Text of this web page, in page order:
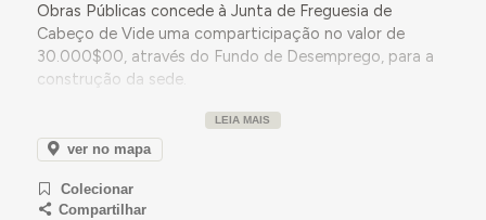
Obras Públicas concede à Junta de Freguesia de
Cabeço de Vide uma comparticipação no valor de
30.000$00, através do Fundo de Desemprego, para a
construção da sede.
Projetada pelo Arq. Marciano Rodrigues, a sede só
seria concluída e inaugurada em 1960.
LEIA MAIS
ver no mapa
Colecionar
Compartilhar